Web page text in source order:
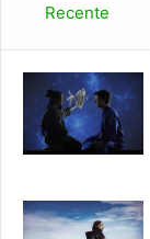
Recente